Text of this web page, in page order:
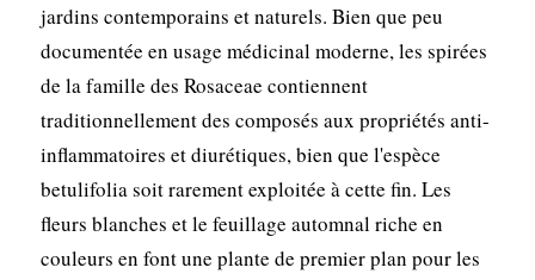
jardins contemporains et naturels. Bien que peu
documentée en usage médicinal moderne, les spirées
de la famille des Rosaceae contiennent
traditionnellement des composés aux propriétés anti-
inflammatoires et diurétiques, bien que l'espèce
betulifolia soit rarement exploitée à cette fin. Les
fleurs blanches et le feuillage automnal riche en
couleurs en font une plante de premier plan pour les